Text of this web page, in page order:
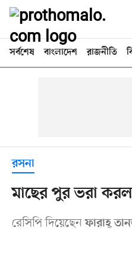
সর্বশেষ বাংলাদেশ রাজনীতি
রসনা
মাছের পুর ভরা
রেসিপি দিয়েছেনফারাহ্